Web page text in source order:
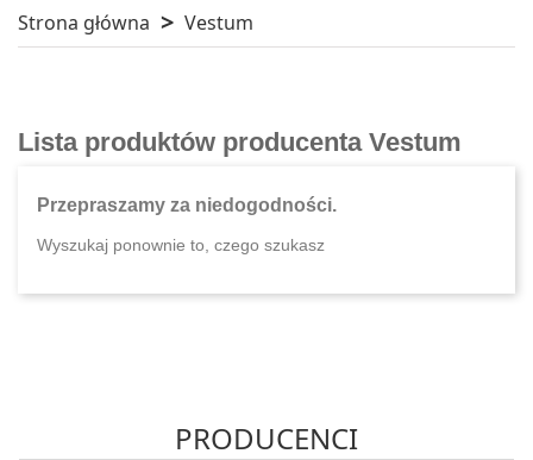
Strona główna Vestum
Lista produktów producenta Vestum
Przepraszamy za niedogodności.
Wyszukaj ponownie to, czego szukasz
PRODUCENCI